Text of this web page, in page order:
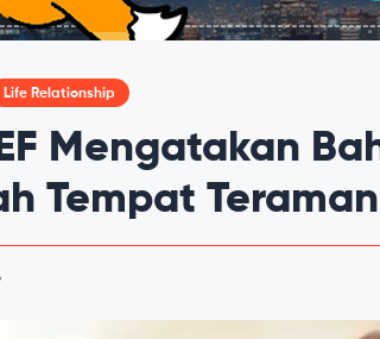
Life Relationship
Mengatakan
Tempat